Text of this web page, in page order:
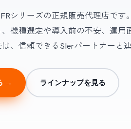
シリーズの正規販売代理店です
機種選定や導入前の不安、運用
、信頼できるSIerパートナーと連
→ ラインナップを見る